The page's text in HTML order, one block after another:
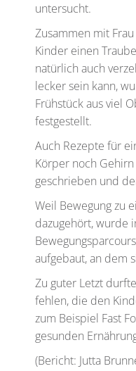
untersucht.
Zusammen mit
Kinder einen
natürlich auch
lecker sein kann,
Frühstück aus viel
festgestellt.
Auch Rezepte für
Körper noch
geschrieben und
Weil Bewegung zu
dazugehört, wurde
aufgebaut, an dem
Zu guter Letzt
fehlen, die den
zum Beispiel Fast
gesunden
(Bericht: Jutta